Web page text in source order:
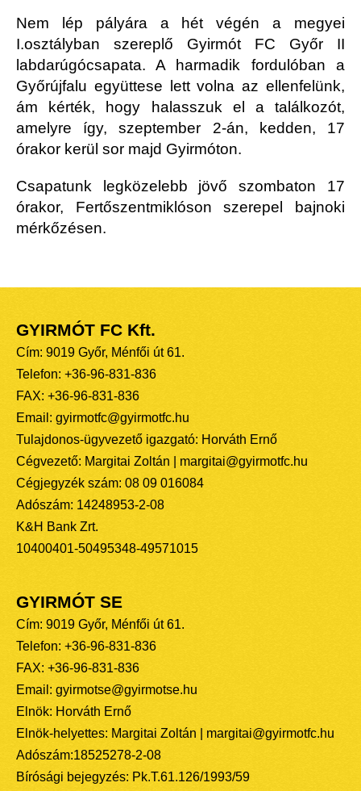
Nem lép pályára a hét végén a megyei
I.osztályban szereplő Gyirmót FC Győr II
labdarúgócsapata. A harmadik fordulóban a
Győrújfalu együttese lett volna az ellenfelünk,
ám kérték, hogy halasszuk el a találkozót,
amelyre így, szeptember 2-án, kedden, 17
órakor kerül sor majd Gyirmóton.
Csapatunk legközelebb jövő szombaton 17
órakor, Fertőszentmiklóson szerepel bajnoki
mérkőzésen.
GYIRMÓT FC Kft.
Cím: 9019 Győr, Ménfői út 61.
Telefon: +36-96-831-836
FAX: +36-96-831-836
Email: gyirmotfc@gyirmotfc.hu
Tulajdonos-ügyvezető igazgató: Horváth Ernő
Cégvezető: Margitai Zoltán | margitai@gyirmotfc.hu
Cégjegyzék szám: 08 09 016084
Adószám: 14248953-2-08
K&H Bank Zrt.
10400401-50495348-49571015
GYIRMÓT SE
Cím: 9019 Győr, Ménfői út 61.
Telefon: +36-96-831-836
FAX: +36-96-831-836
Email: gyirmotse@gyirmotse.hu
Elnök: Horváth Ernő
Elnök-helyettes: Margitai Zoltán | margitai@gyirmotfc.hu
Adószám:18525278-2-08
Bírósági bejegyzés: Pk.T.61.126/1993/59